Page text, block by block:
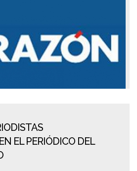
EL PERIÓDICO DEL